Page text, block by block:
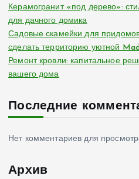
Керамогранит «под дерево»:
для дачного домика
Садовые скамейки для
сделать территорию уютной
Ремонт кровли: капитальное
вашего дома
Последние
Нет комментариев для
Архив